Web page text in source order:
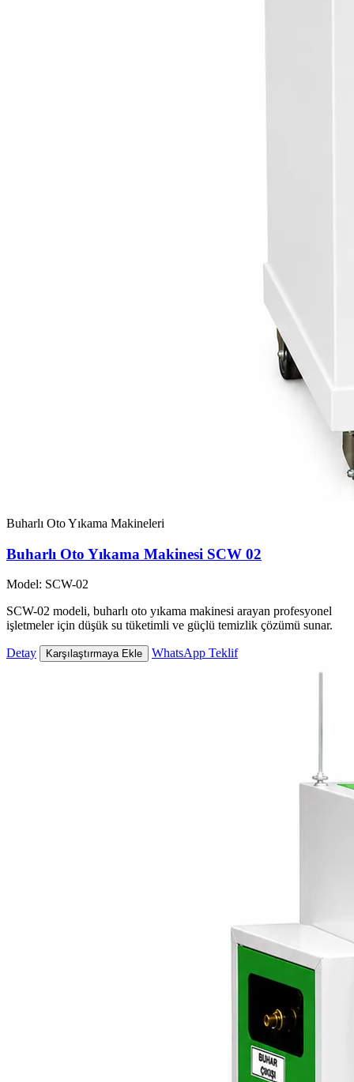
Buharlı Oto Yıkama Makineleri
Buharlı Oto Yıkama Makinesi SCW 02
Model: SCW-02
SCW-02 modeli, buharlı oto yıkama makinesi arayan profesyonel
işletmeler için düşük su tüketimli ve güçlü temizlik çözümü sunar.
Detay Karşılaştırmaya Ekle WhatsApp Teklif